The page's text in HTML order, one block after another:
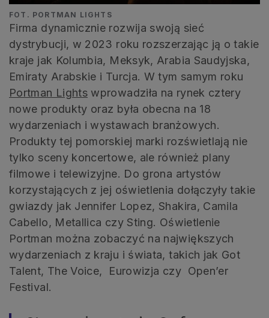
FOT. PORTMAN LIGHTS
Firma dynamicznie rozwija swoją sieć
dystrybucji, w 2023 roku rozszerzając ją o takie
kraje jak Kolumbia, Meksyk, Arabia Saudyjska,
Emiraty Arabskie i Turcja. W tym samym roku
Portman Lights wprowadziła na rynek cztery
nowe produkty oraz była obecna na 18
wydarzeniach i wystawach branżowych.
Produkty tej pomorskiej marki rozświetlają nie
tylko sceny koncertowe, ale również plany
filmowe i telewizyjne. Do grona artystów
korzystających z jej oświetlenia dołączyły takie
gwiazdy jak Jennifer Lopez, Shakira, Camila
Cabello, Metallica czy Sting. Oświetlenie
Portman można zobaczyć na największych
wydarzeniach z kraju i świata, takich jak Got
Talent, The Voice, Eurowizja czy Open’er
Festival.